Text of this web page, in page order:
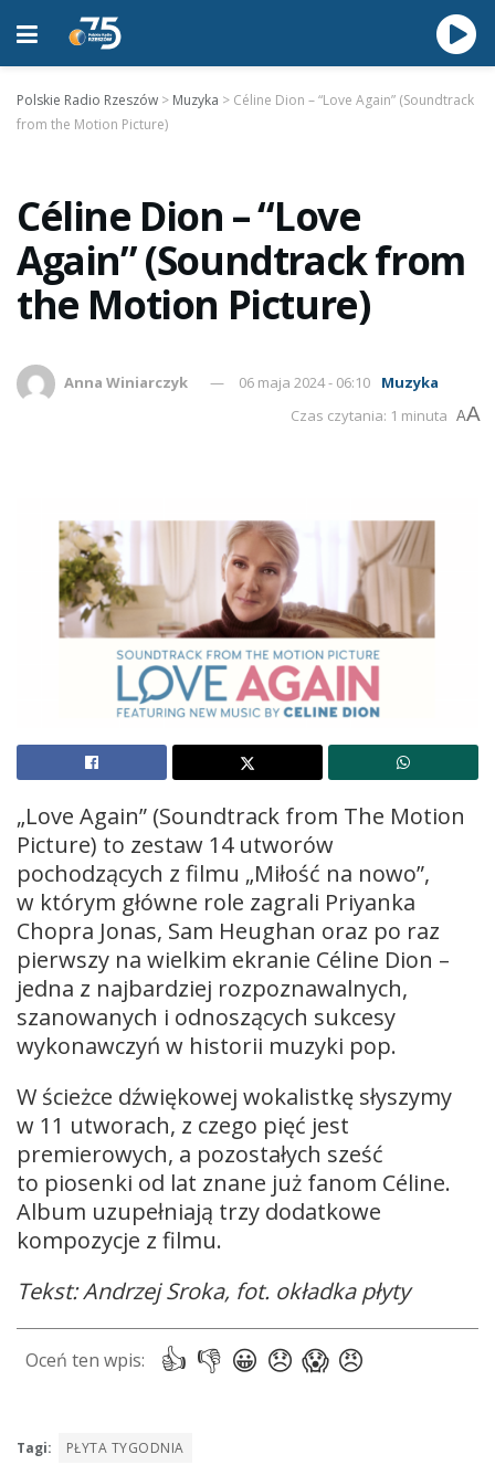
Polskie Radio Rzeszów > Muzyka > Céline Dion – “Love Again” (Soundtrack
from the Motion Picture)
Céline Dion – “Love
Again” (Soundtrack from
the Motion Picture)
Anna Winiarczyk 06 maja 2024 - 06:10
Muzyka
Czas czytania: 1 minuta AA
„Love Again” (Soundtrack from The Motion
Picture) to zestaw 14 utworów
pochodzących z filmu „Miłość na nowo”,
w którym główne role zagrali Priyanka
Chopra Jonas, Sam Heughan oraz po raz
pierwszy na wielkim ekranie Céline Dion –
jedna z najbardziej rozpoznawalnych,
szanowanych i odnoszących sukcesy
wykonawczyń w historii muzyki pop.
W ścieżce dźwiękowej wokalistkę słyszymy
w 11 utworach, z czego pięć jest
premierowych, a pozostałych sześć
to piosenki od lat znane już fanom Céline.
Album uzupełniają trzy dodatkowe
kompozycje z filmu.
Tekst: Andrzej Sroka, fot. okładka płyty
Tagi: PŁYTA TYGODNIA